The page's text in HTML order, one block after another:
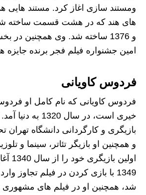
ومستند سازی اغاز کرد. مستند هایی
امین جشنواره فیلم فجر برنده جایزه
فردوس کاویانی
فردوس کاویانی که نام کامل او
خیری است، در سال
بازیگری و کارگردانی دانشگاه
و همچنین او بازیگر تئاتر، سینما و
اولین
1349 با بازی کردن در فیلم تجاوز
شد، همچنین او در فیلم های